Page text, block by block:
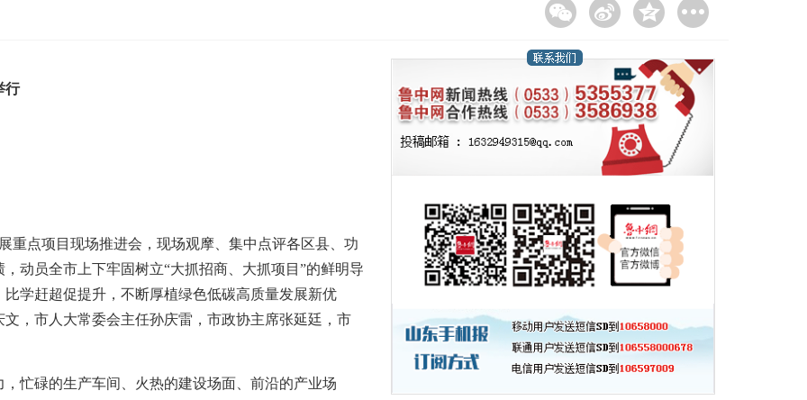
行
点项目现场推进会，现场观摩、集中点评各区县、功
动员全市上下牢固树立“大抓招商、大抓项目”的鲜明导
学赶超促提升，不断厚植绿色低碳高质量发展新优
，市人大常委会主任孙庆雷，市政协主席张延廷，市
碌的生产车间、火热的建设场面、前沿的产业场